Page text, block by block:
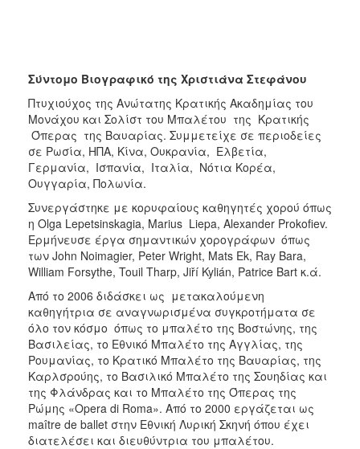
Σύντομο Βιογραφικό της Χριστιάνα Στεφάνου
Πτυχιούχος της Ανώτατης Κρατικής Ακαδημίας του
Μονάχου και Σολίστ του Μπαλέτου της Κρατικής
Όπερας της Βαυαρίας. Συμμετείχε σε περιοδείες
σε Ρωσία, ΗΠΑ, Κίνα, Ουκρανία, Ελβετία,
Γερμανία, Ισπανία, Ιταλία, Νότια Κορέα,
Ουγγαρία, Πολωνία.
Συνεργάστηκε με κορυφαίους καθηγητές χορού όπως
η Olga Lepetsinskagia, Marius Liepa, Alexander Prokofiev.
Ερμήνευσε έργα σημαντικών χορογράφων όπως
των John Noimagier, Peter Wright, Mats Ek, Ray Bara,
William Forsythe, Touil Tharp, Jiří Kylián, Patrice Bart κ.ά.
Από το 2006 διδάσκει ως μετακαλούμενη
καθηγήτρια σε αναγνωρισμένα συγκροτήματα σε
όλο τον κόσμο όπως το μπαλέτο της Βοστώνης, της
Βασιλείας, το Εθνικό Μπαλέτο της Αγγλίας, της
Ρουμανίας, το Κρατικό Μπαλέτο της Βαυαρίας, της
Καρλσρούης, το Βασιλικό Μπαλέτο της Σουηδίας και
της Φλάνδρας και το Μπαλέτο της Όπερας της
Ρώμης «Opera di Roma». Από το 2000 εργάζεται ως
maître de ballet στην Εθνική Λυρική Σκηνή όπου έχει
διατελέσει και διευθύντρια του μπαλέτου.